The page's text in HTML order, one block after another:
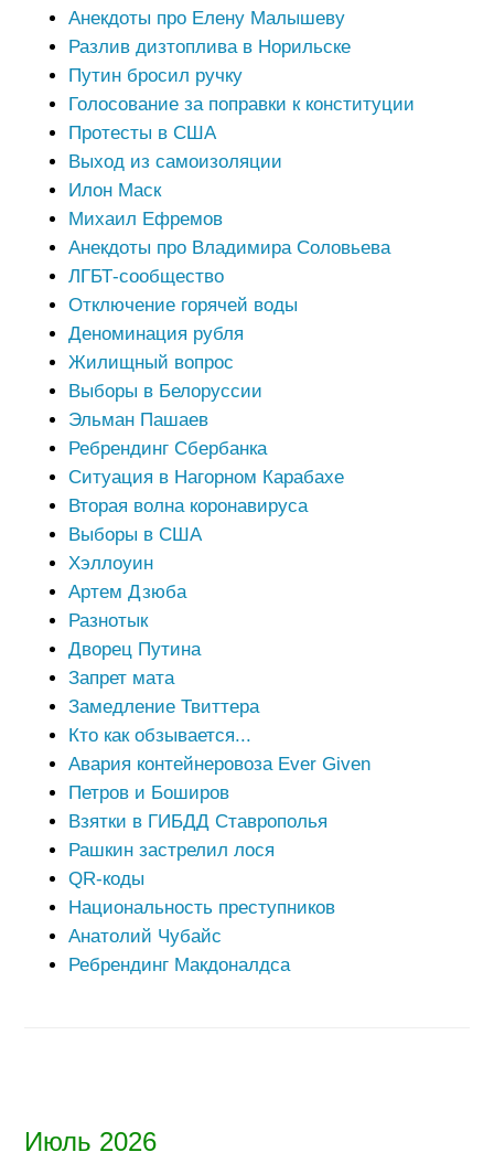
Июль 2026
Анекдоты про Елену Малышеву
Разлив дизтоплива в Норильске
Путин бросил ручку
Голосование за поправки к конституции
Протесты в США
Выход из самоизоляции
Илон Маск
Михаил Ефремов
Анекдоты про Владимира Соловьева
ЛГБТ-сообщество
Отключение горячей воды
Деноминация рубля
Жилищный вопрос
Выборы в Белоруссии
Эльман Пашаев
Ребрендинг Сбербанка
Ситуация в Нагорном Карабахе
Вторая волна коронавируса
Выборы в США
Хэллоуин
Артем Дзюба
Разнотык
Дворец Путина
Запрет мата
Замедление Твиттера
Кто как обзывается...
Авария контейнеровоза Ever Given
Петров и Боширов
Взятки в ГИБДД Ставрополья
Рашкин застрелил лося
QR-коды
Национальность преступников
Анатолий Чубайс
Ребрендинг Макдоналдса